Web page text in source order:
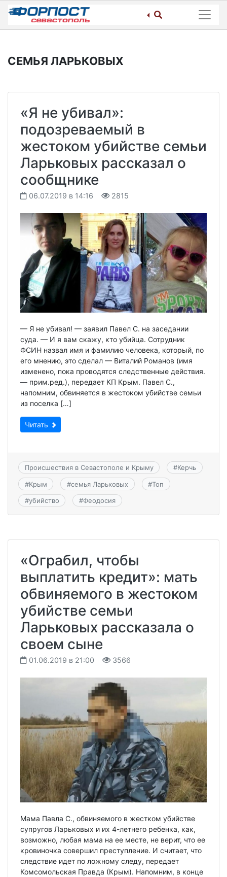
Skip
content
СЕМЬЯ ЛАРЬКОВЫХ
«Я не убивал»:
подозреваемый в
жестоком убийстве семьи
Ларьковых рассказал о
сообщнике
06.07.2019 в 14:16 2815
— Я не убивал! — заявил Павел С. на заседании
суда. — И я вам скажу, кто убийца. Сотрудник
ФСИН назвал имя и фамилию человека, который, по
его мнению, это сделал — Виталий Романов (имя
изменено, пока проводятся следственные действия.
— прим.ред.), передает КП Крым. Павел С.,
напомним, обвиняется в жестоком убийстве семьи
из поселка […]
Читать
Происшествия в Севастополе и Крыму #Керчь
#Крым #семья Ларьковых #Топ
#убийство #Феодосия
«Ограбил, чтобы
выплатить кредит»: мать
обвиняемого в жестоком
убийстве семьи
Ларьковых рассказала о
своем сыне
01.06.2019 в 21:00 3566
Мама Павла С., обвиняемого в жестком убийстве
супругов Ларьковых и их 4-летнего ребенка, как,
возможно, любая мама на ее месте, не верит, что ее
кровиночка совершил преступление. И считает, что
следствие идет по ложному следу, передает
Комсомольская Правда (Крым). Напомним, в конце